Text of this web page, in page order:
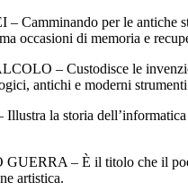
per le antiche
occasioni di memoria e
– Custodisce le
antichi e moderni
la storia dell’informatica
– È il titolo che il
artistica.